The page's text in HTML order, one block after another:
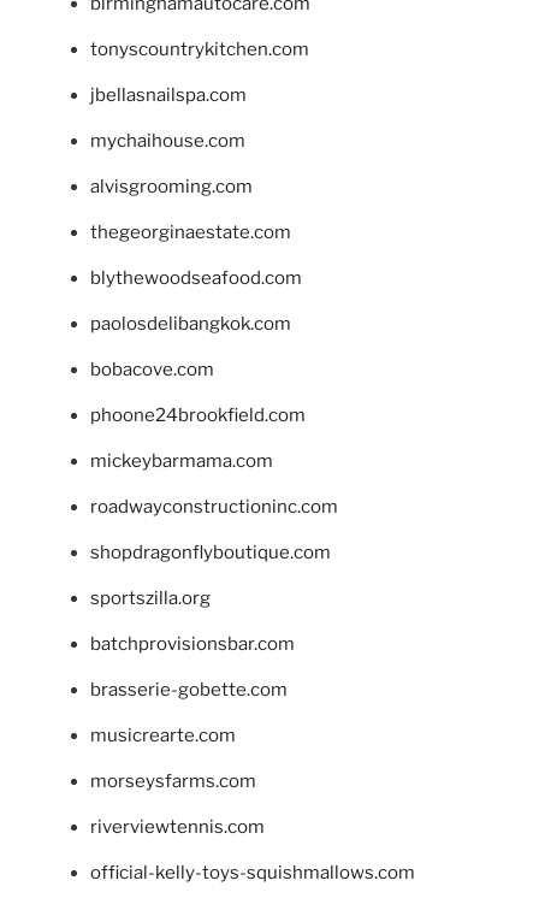
tonyscountrykitchen.com
jbellasnailspa.com
mychaihouse.com
alvisgrooming.com
thegeorginaestate.com
blythewoodseafood.com
paolosdelibangkok.com
bobacove.com
phoone24brookfield.com
mickeybarmama.com
roadwayconstructioninc.com
shopdragonflyboutique.com
sportszilla.org
batchprovisionsbar.com
brasserie-gobette.com
musicrearte.com
morseysfarms.com
riverviewtennis.com
official-kelly-toys-squishmallows.com